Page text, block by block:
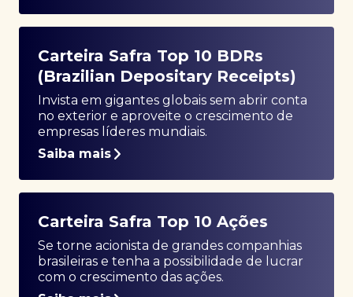
Carteira Safra Top 10 BDRs
(Brazilian Depositary Receipts)
Invista em gigantes globais sem abrir conta
no exterior e aproveite o crescimento de
empresas líderes mundiais.
Saiba mais
Carteira Safra Top 10 Ações
Se torne acionista de grandes companhias
brasileiras e tenha a possibilidade de lucrar
com o crescimento das ações.